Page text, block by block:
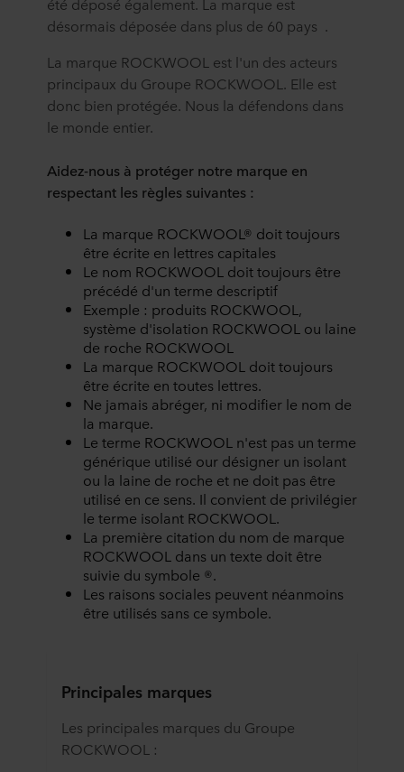
désormais déposée dans plus de 60 pays .
La marque ROCKWOOL est l'un des acteurs
principaux du Groupe ROCKWOOL. Elle est
donc bien protégée. Nous la défendons dans
le monde entier.
Aidez-nous à protéger notre marque en
respectant les règles suivantes :
La marque ROCKWOOL® doit toujours
être écrite en lettres capitales
Le nom ROCKWOOL doit toujours être
précédé d'un terme descriptif
Exemple : produits ROCKWOOL,
système d'isolation ROCKWOOL ou laine
de roche ROCKWOOL
La marque ROCKWOOL doit toujours
être écrite en toutes lettres.
Ne jamais abréger, ni modifier le nom de
la marque.
Le terme ROCKWOOL n'est pas un terme
générique utilisé our désigner un isolant
ou la laine de roche et ne doit pas être
utilisé en ce sens. Il convient de privilégier
le terme isolant ROCKWOOL.
La première citation du nom de marque
ROCKWOOL dans un texte doit être
suivie du symbole ®.
Les raisons sociales peuvent néanmoins
être utilisés sans ce symbole.
Principales marques
Les principales marques du Groupe
ROCKWOOL :